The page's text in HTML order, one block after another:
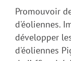
Promouvoir
d'éoliennes.
développer
d'éoliennes